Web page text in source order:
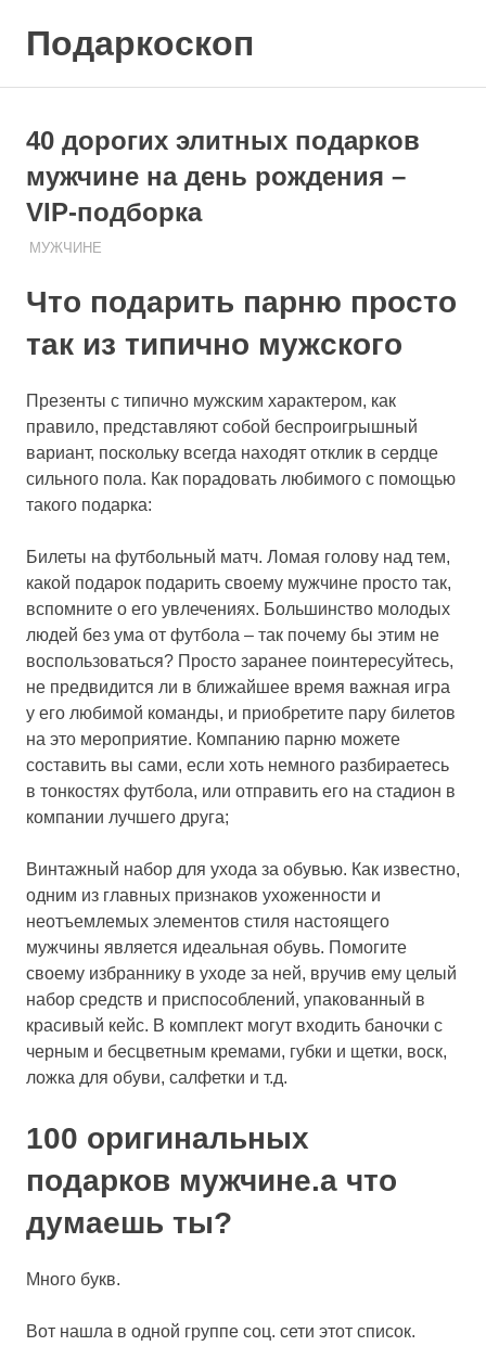
Подаркоскоп
подарить
40 дорогих элитных подарков
мужчине на день рождения –
VIP-подборка
08.08.2020
ПОДАРЧЕК
МУЖЧИНЕ
Что подарить парню просто
так из типично мужского
Презенты с типично мужским характером, как
правило, представляют собой беспроигрышный
вариант, поскольку всегда находят отклик в сердце
сильного пола. Как порадовать любимого с помощью
такого подарка:
Билеты на футбольный матч. Ломая голову над тем,
какой подарок подарить своему мужчине просто так,
вспомните о его увлечениях. Большинство молодых
людей без ума от футбола – так почему бы этим не
воспользоваться? Просто заранее поинтересуйтесь,
не предвидится ли в ближайшее время важная игра
у его любимой команды, и приобретите пару билетов
на это мероприятие. Компанию парню можете
составить вы сами, если хоть немного разбираетесь
в тонкостях футбола, или отправить его на стадион в
компании лучшего друга;
Винтажный набор для ухода за обувью. Как известно,
одним из главных признаков ухоженности и
неотъемлемых элементов стиля настоящего
мужчины является идеальная обувь. Помогите
своему избраннику в уходе за ней, вручив ему целый
набор средств и приспособлений, упакованный в
красивый кейс. В комплект могут входить баночки с
черным и бесцветным кремами, губки и щетки, воск,
ложка для обуви, салфетки и т.д.
100 оригинальных
подарков мужчине.а что
думаешь ты?
Много букв.
Вот нашла в одной группе соц. сети этот список.